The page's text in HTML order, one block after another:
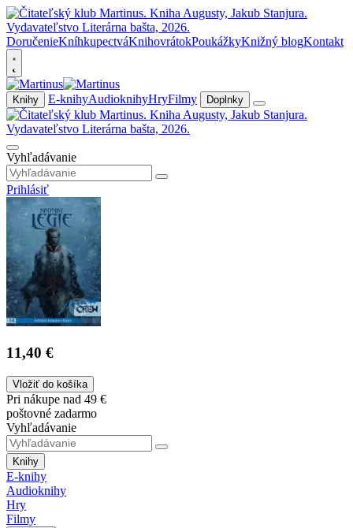
DoručenieKníhkupectváKnihovrátokPoukážkyKnižný blogKontakt
Knihy E-knihyAudioknihyHryFilmy Doplnky
Vyhľadávanie
Prihlásiť
11,40 €
Vložiť do košíka
Pri nákupe nad 49 €
poštovné zadarmo
Vyhľadávanie
Knihy
E-knihy
Audioknihy
Hry
Filmy